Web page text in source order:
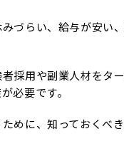
づらい、給与が安い
採用や副業人材をタ
必要です。
めに、知っておくべ